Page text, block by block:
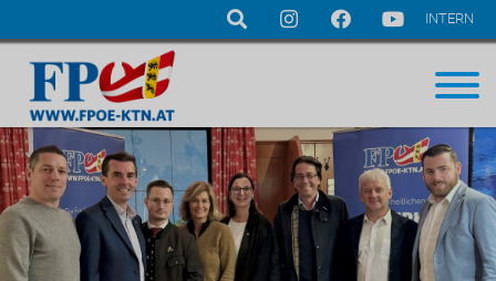
Navigation
überspringen
INTERN